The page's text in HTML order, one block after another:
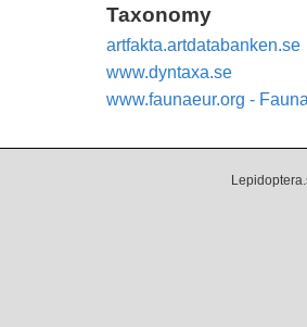
Taxonomy
artfakta.artdatabanken.se
www.dyntaxa.se
www.faunaeur.org -